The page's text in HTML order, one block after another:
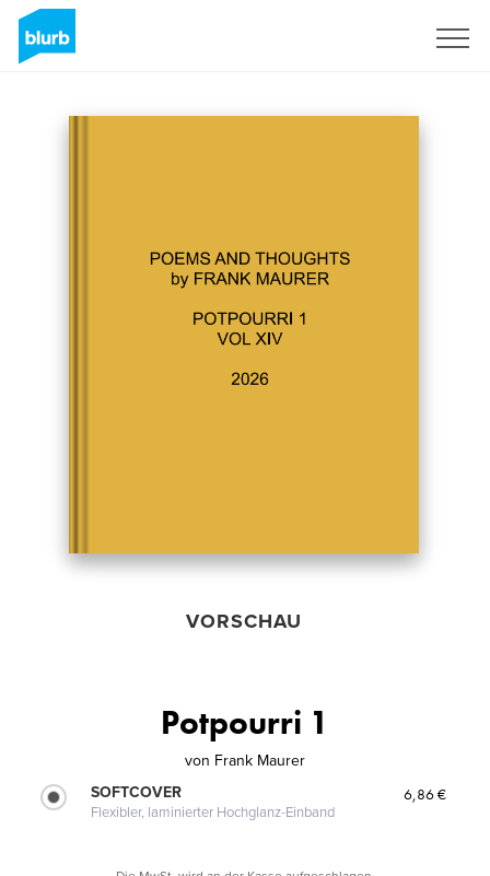
VORSCHAU
Potpourri 1
von Frank Maurer
SOFTCOVER
Flexibler, laminierter Hochglanz-Einband
6,86 €